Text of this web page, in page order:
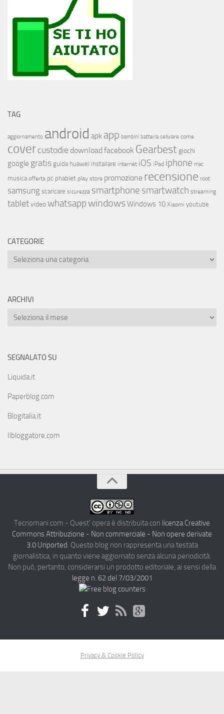
TAG
aggiornamento android apk app bambini batteria cellulare come
covercustodie download facebook Gearbest giochi
google gratis guida huawei installare internet iOS iPad iphone mac
musica offerta pc phablet play store promozione recensione root
samsungscaricare sicurezza smartphone smartwatch streaming
tabletvideowhatsappwindowsWindows 10 Xiaomi youtube
CATEGORIE
ARCHIVI
SEGNALATO SU
Liquida.it
Paperblog.com
Blogitalia.it
Ilbloggatore.com
Tecnomani.com - Quest' opera è distribuita con licenza Creative
Commons Attribuzione - Non commerciale - Non opere derivate
3.0 Unported. Questo blog non rappresenta una testata
giornalistica, in quanto viene aggiornato senza alcuna periodicità.
Non può, pertanto, considerarsi un prodotto editoriale, ai sensi della
legge n. 62 del 7/03/2001
Privacy & Cookie Policy